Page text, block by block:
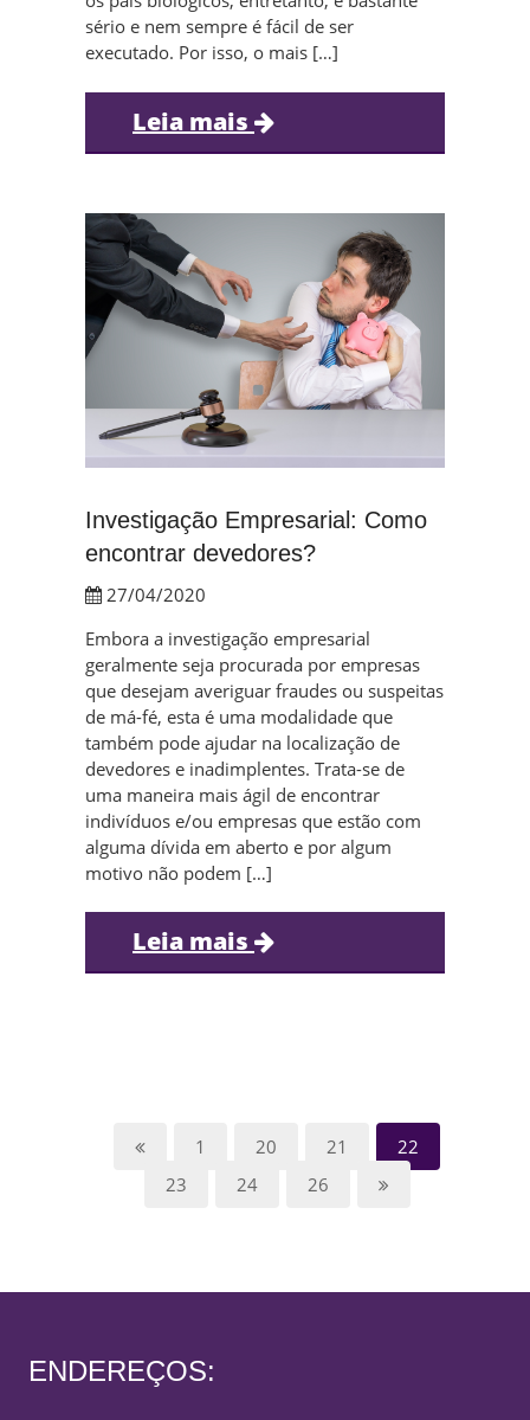
sério e nem sempre é fácil de ser
executado. Por isso, o mais […]
Leia mais
Investigação Empresarial: Como
encontrar devedores?
27/04/2020
Embora a investigação empresarial
geralmente seja procurada por empresas
que desejam averiguar fraudes ou suspeitas
de má-fé, esta é uma modalidade que
também pode ajudar na localização de
devedores e inadimplentes. Trata-se de
uma maneira mais ágil de encontrar
indivíduos e/ou empresas que estão com
alguma dívida em aberto e por algum
motivo não podem […]
Leia mais
1 20 21
22
23
24 26
ENDEREÇOS: